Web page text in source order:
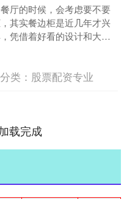
厅的时候，会考虑要不要
其实餐边柜是近几年才兴
凭借着好看的设计和大容
成为很多人装修餐厅的必
你....
分类： 股票配资专业
载完成